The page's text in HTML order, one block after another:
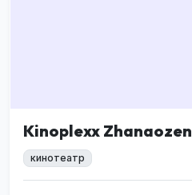
Kinoplexx Zhanaozen
кинотеатр